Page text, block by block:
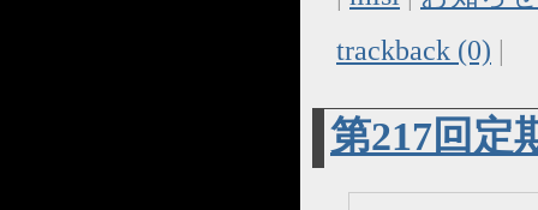
trackback (0) |
第217回定